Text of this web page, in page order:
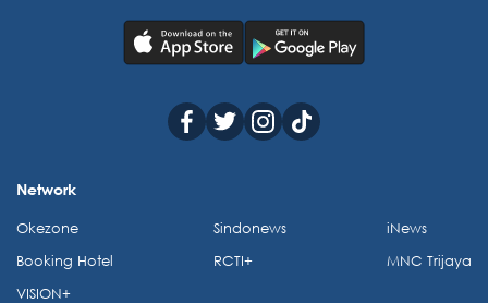
Network
Okezone
Booking Hotel
VISION+
Sindonews
RCTI+
iNews
MNC Trijaya